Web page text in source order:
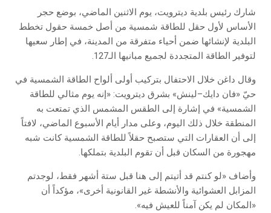
شارك رئيس بلدية ديترويت، يوم الاثنين الماضي، بوضع حجر
الأساس لأول حقل للطاقة شمسية من أصل خمسة حقول تخطط
البلدية لإنشائها ضمن أحياء متفرقة من المدينة، في إطار سعيها
لتوفير الطاقة المتجددة لجميع مبانيها الـ127.
وقال داغن خلال الاحتفال بتركيب أولى ألواح الطاقة الشمسية في
حيّ «فان دايك–لينش» بشرق ديترويت: «إنه يوم مثالي للطاقة
الشمسية» في إشارة إلى الطقس المشمس الذي تمتعت به
المنطقة خلال ذلك اليوم، وعلى مدار أيام الأسبوع الماضي، لافتاً
إلى أن العقارات التي ستصبح حقلاً للطاقة الشمسية كانت شبه
مهجورة من السكان قبل أن تقوم البلدية بتملكها.
وأضاف «لو كنتم قد أتيتم إلى هنا قبل ستة أشهر فقط، لوجدتم
المزابل العشوائية والأنشطة غير القانونية أخرى»، مؤكداً أن
«المكان لم يكن آمناً للعيش فيه».